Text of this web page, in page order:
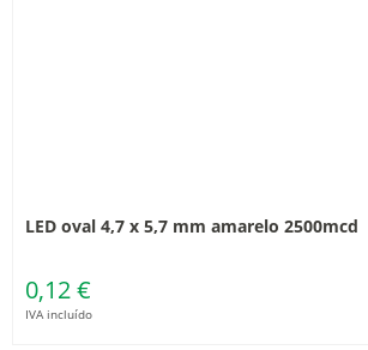
LED oval 4,7 x 5,7 mm amarelo 2500mcd
0,12 €
IVA incluído